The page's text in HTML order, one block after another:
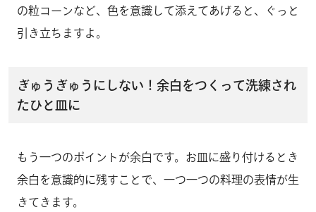
の粒コーンなど、色を意識して添えてあげると、ぐっと
引き立ちますよ。
ぎゅうぎゅうにしない！余白をつくって洗練され
たひと皿に
もう一つのポイントが余白です。お皿に盛り付けるとき
余白を意識的に残すことで、一つ一つの料理の表情が生
きてきます。